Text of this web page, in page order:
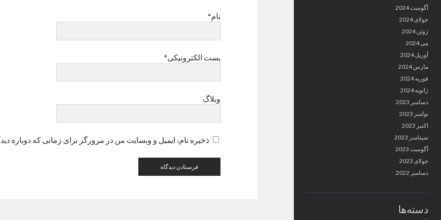
آگوست 2024
جولای 2024
ژوئن 2024
می 2024
آوریل 2024
مارس 2024
فوریه 2024
ژانویه 2024
دسامبر 2023
نوامبر 2023
اکتبر 2023
سپتامبر 2023
آگوست 2023
جولای 2023
دسامبر 2022
دسته‌ها
نام*
پست الکترونیکی*
وبلاگ
ذخیره نام، ایمیل و وبسایت من در مرورگر برای زمانی که دوباره